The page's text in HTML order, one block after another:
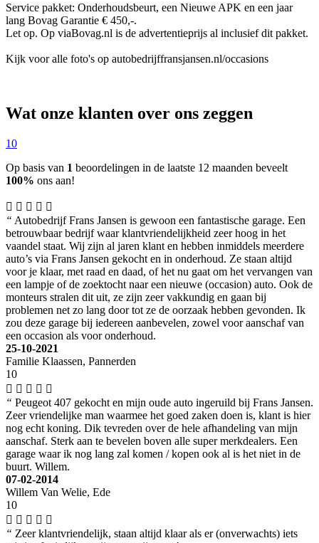
Service pakket: Onderhoudsbeurt, een Nieuwe APK en een jaar
lang Bovag Garantie € 450,-.
Let op. Op viaBovag.nl is de advertentieprijs al inclusief dit pakket.
Kijk voor alle foto's op autobedrijffransjansen.nl/occasions
Wat onze klanten over ons zeggen
10
Op basis van 1 beoordelingen in de laatste 12 maanden beveelt
100% ons aan!
“ Autobedrijf Frans Jansen is gewoon een fantastische garage. Een
betrouwbaar bedrijf waar klantvriendelijkheid zeer hoog in het
vaandel staat. Wij zijn al jaren klant en hebben inmiddels meerdere
auto’s via Frans Jansen gekocht en in onderhoud. Ze staan altijd
voor je klaar, met raad en daad, of het nu gaat om het vervangen van
een lampje of de zoektocht naar een nieuwe (occasion) auto. Ook de
monteurs stralen dit uit, ze zijn zeer vakkundig en gaan bij
problemen net zo lang door tot ze de oorzaak hebben gevonden. Ik
zou deze garage bij iedereen aanbevelen, zowel voor aanschaf van
een occasion als voor onderhoud.
25-10-2021
Familie Klaassen, Pannerden
10
“ Peugeot 407 gekocht en mijn oude auto ingeruild bij Frans Jansen.
Zeer vriendelijke man waarmee het goed zaken doen is, klant is hier
nog echt koning. Dik tevreden over de hele afhandeling van mijn
aanschaf. Sterk aan te bevelen boven alle super merkdealers. Een
garage waar ik nog lang zal komen / kopen ook al is het niet in de
buurt. Willem.
07-02-2014
Willem Van Welie, Ede
10
“ Zeer klantvriendelijk, staan altijd klaar als er (onverwachts) iets